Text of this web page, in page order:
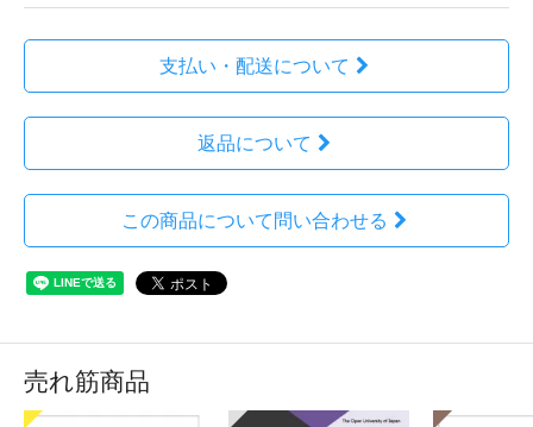
支払い・配送について
返品について
この商品について問い合わせる
売れ筋商品